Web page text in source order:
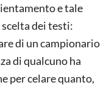
e tale
dei testi:
di un campionario
di qualcuno ha
per celare quanto,